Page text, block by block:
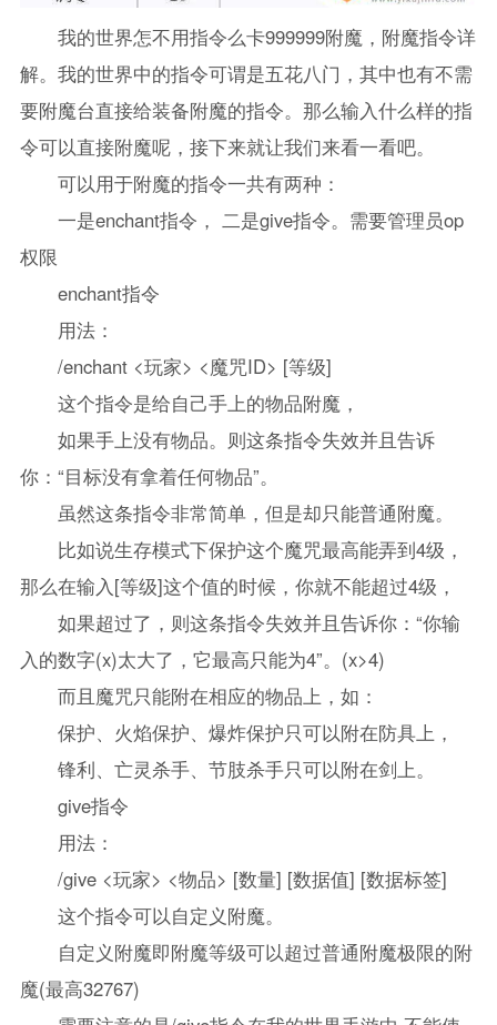
我的世界怎不用指令么卡999999附魔，附魔指令详
解。我的世界中的指令可谓是五花八门，其中也有不需
要附魔台直接给装备附魔的指令。那么输入什么样的指
令可以直接附魔呢，接下来就让我们来看一看吧。
可以用于附魔的指令一共有两种：
一是enchant指令， 二是give指令。需要管理员op
权限
enchant指令
用法：
/enchant <玩家> <魔咒ID> [等级]
这个指令是给自己手上的物品附魔，
如果手上没有物品。则这条指令失效并且告诉
你：“目标没有拿着任何物品”。
虽然这条指令非常简单，但是却只能普通附魔。
比如说生存模式下保护这个魔咒最高能弄到4级，
那么在输入[等级]这个值的时候，你就不能超过4级，
如果超过了，则这条指令失效并且告诉你：“你输
入的数字(x)太大了，它最高只能为4”。(x>4)
而且魔咒只能附在相应的物品上，如：
保护、火焰保护、爆炸保护只可以附在防具上，
锋利、亡灵杀手、节肢杀手只可以附在剑上。
give指令
用法：
/give <玩家> <物品> [数量] [数据值] [数据标签]
这个指令可以自定义附魔。
自定义附魔即附魔等级可以超过普通附魔极限的附
魔(最高32767)